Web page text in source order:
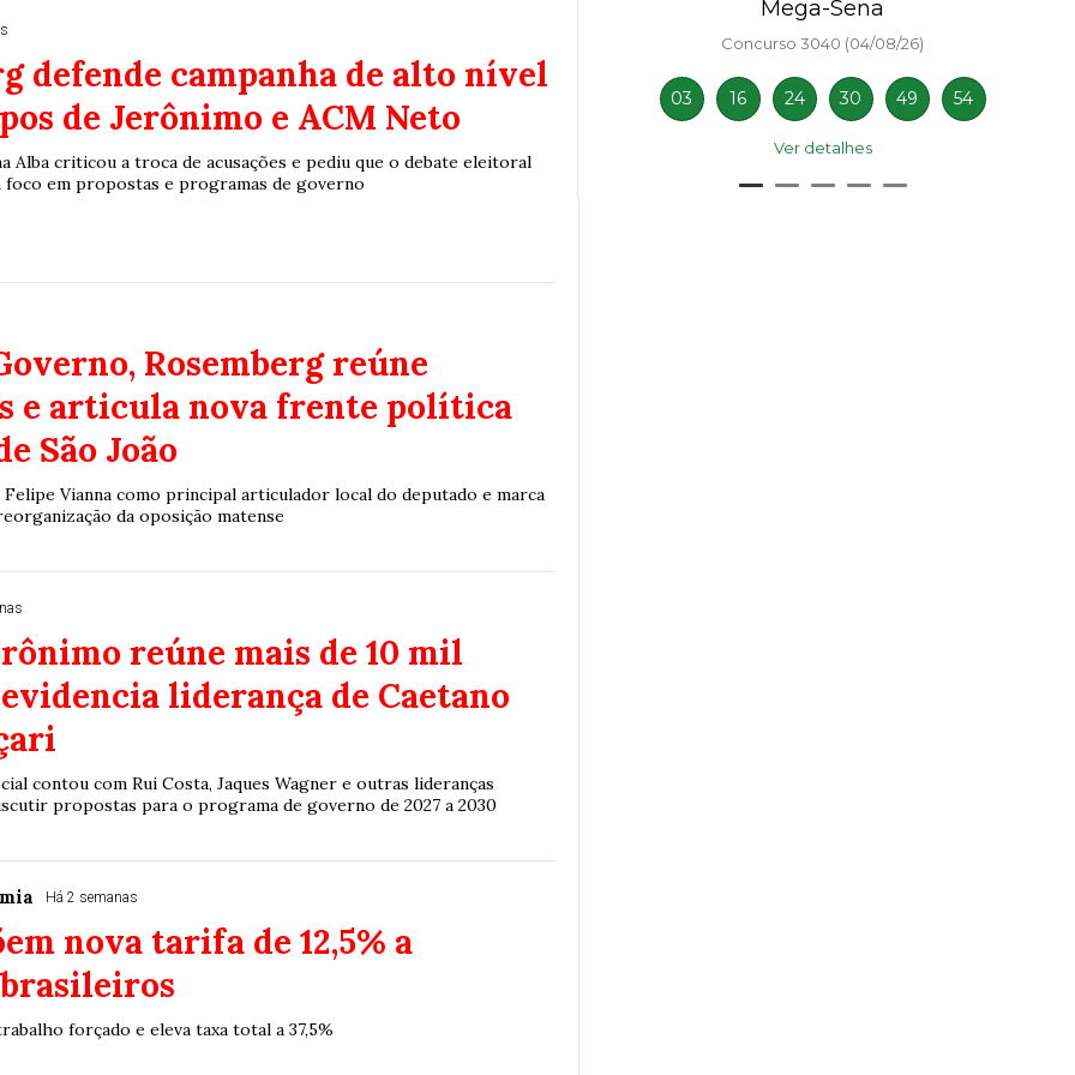
defende campanha de alto nível
de Jerônimo e ACM Neto
Alba criticou a troca de acusações e pediu que o debate eleitoral
foco em propostas e programas de governo
Rosemberg reúne
e articula nova frente política
São João
Vianna como principal articulador local do deputado e marca
da oposição matense
reúne mais de 10 mil
evidencia liderança de Caetano
contou com Rui Costa, Jaques Wagner e outras lideranças
propostas para o programa de governo de 2027 a 2030
Há 2 semanas
nova tarifa de 12,5% a
forçado e eleva taxa total a 37,5%
22
93
10
Mega-Sena
Concurso 3040 (04/08/26)
03 16 24 30 49 54
Ver detalhes